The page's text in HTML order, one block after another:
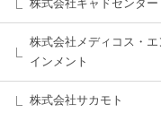
株式会社キャドセンター
株式会社メディコス・エ
インメント
株式会社サカモト